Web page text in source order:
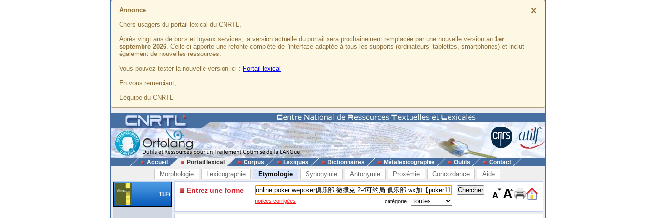
×
Annonce
Chers usagers du portail lexical du CNRTL,
Après vingt ans de bons et loyaux services, la version actuelle du portail sera prochainement remplacée par une nouvelle version au 1er
septembre 2026. Celle-ci apporte une refonte complète de l'interface adaptée à tous les supports (ordinateurs, tablettes, smartphones) et inclut
également de nouvelles ressources.
Vous pouvez tester la nouvelle version ici : Portail lexical
En vous remerciant,
L'équipe du CNRTL
Accueil Portail lexical Corpus Lexiques Dictionnaires Métalexicographie Outils Contact
Morphologie Lexicographie Etymologie Synonymie Antonymie Proxémie Concordance Aide
TLFi Entrez une forme
notices corrigées catégorie :